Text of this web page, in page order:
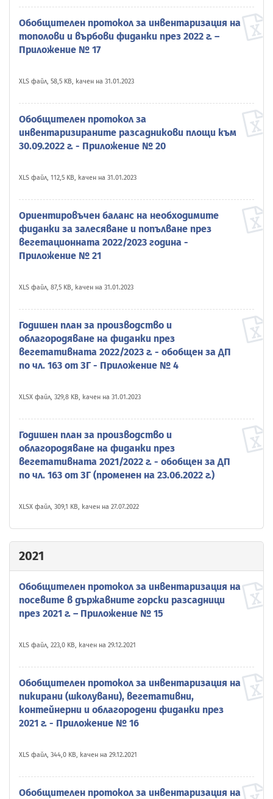
Обобщителен протокол за инвентаризация на
тополови и върбови фиданки през 2022 г. –
Приложение № 17
XLS файл, 58,5 KB, качен на 31.01.2023
Обобщителен протокол за
инвентаризираните разсадникови площи към
30.09.2022 г. - Приложение № 20
XLS файл, 112,5 KB, качен на 31.01.2023
Ориентировъчен баланс на необходимите
фиданки за залесяване и попълване през
вегетационната 2022/2023 година -
Приложение № 21
XLS файл, 87,5 KB, качен на 31.01.2023
Годишен план за производство и
облагородяване на фиданки през
вегетативната 2022/2023 г. - обобщен за ДП
по чл. 163 от ЗГ - Приложение № 4
XLSX файл, 329,8 KB, качен на 31.01.2023
Годишен план за производство и
облагородяване на фиданки през
вегетативната 2021/2022 г. - обобщен за ДП
по чл. 163 от ЗГ (променен на 23.06.2022 г.)
XLSX файл, 309,1 KB, качен на 27.07.2022
2021
Обобщителен протокол за инвентаризация на
посевите в държавните горски разсадници
през 2021 г. – Приложение № 15
XLS файл, 223,0 KB, качен на 29.12.2021
Обобщителен протокол за инвентаризация на
пикирани (школувани), вегетативни,
контейнерни и облагородени фиданки през
2021 г. - Приложение № 16
XLS файл, 344,0 KB, качен на 29.12.2021
Обобщителен протокол за инвентаризация на